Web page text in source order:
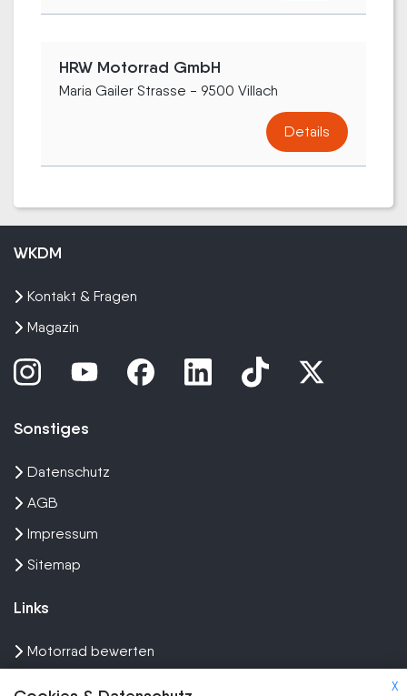
HRW Motorrad GmbH
Maria Gailer Strasse - 9500 Villach
Details
X
WKDM
Kontakt & Fragen
Magazin
Sonstiges
Datenschutz
AGB
Impressum
Sitemap
Links
Motorrad bewerten